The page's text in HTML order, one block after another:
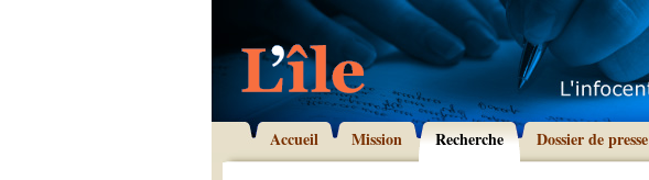
Accueil Mission Recherche Dossier de presse